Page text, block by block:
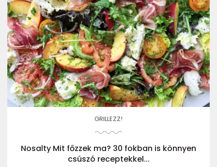
GRILLEZZ!
Nosalty Mit főzzek ma? 30 fokban is könnyen
csúszó receptekkel...